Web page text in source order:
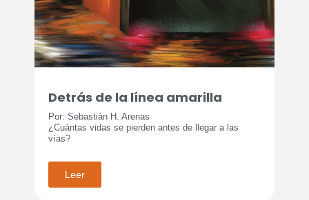
Detrás de la línea amarilla
Por: Sebastián H. Arenas
¿Cuántas vidas se pierden antes de llegar a las
vías?
Leer